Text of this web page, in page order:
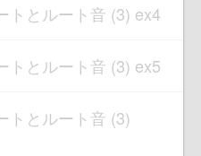
トとルート音 (3) ex4
トとルート音 (3) ex5
トとルート音 (3)